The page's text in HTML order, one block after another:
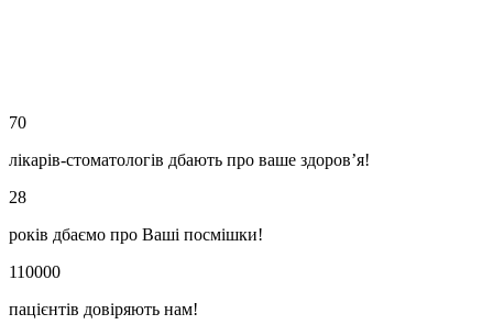
70
лікарів-стоматологів дбають про ваше здоров’я!
28
років дбаємо про Ваші посмішки!
110000
пацієнтів довіряють нам!